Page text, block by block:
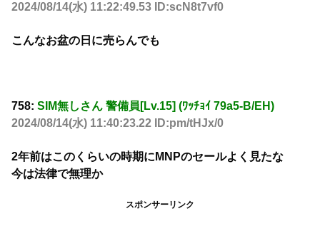
2024/08/14(水) 11:22:49.53 ID:scN8t7vf0
こんなお盆の日に売らんでも
758: SIM無しさん 警備員[Lv.15] (ﾜｯﾁｮｲ 79a5-B/EH)
2024/08/14(水) 11:40:23.22 ID:pm/tHJx/0
2年前はこのくらいの時期にMNPのセールよく見たな
今は法律で無理か
スポンサーリンク